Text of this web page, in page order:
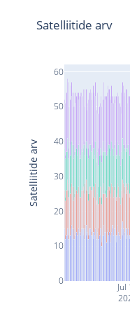
Jul
0
10
20
30
40
50
60
Satelliitide arv
Satelliitide arv